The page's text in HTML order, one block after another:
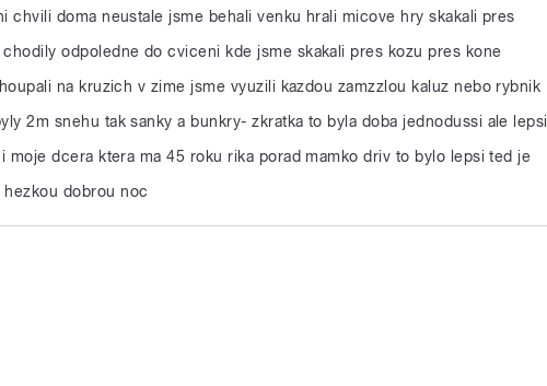
chvili doma neustale jsme behali venku hrali micove hry skakali pres
chodily odpoledne do cviceni kde jsme skakali pres kozu pres kone
na kruzich v zime jsme vyuzili kazdou zamzzlou kaluz nebo rybnik
2m snehu tak sanky a bunkry- zkratka to byla doba jednodussi ale lepsi
moje dcera ktera ma 45 roku rika porad mamko driv to bylo lepsi ted je
hezkou dobrou noc